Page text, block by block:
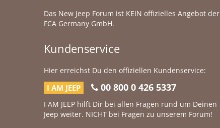
Das New Jeep Forum ist KEIN offizielles Angebot der
FCA Germany GmbH.
Kundenservice
Hier erreichst Du den offiziellen Kundenservice:
I AM JEEP 00 800 0 426 5337
I AM JEEP hilft Dir bei allen Fragen rund um Deinen
Jeep weiter. NICHT bei Fragen zu unserem Forum!